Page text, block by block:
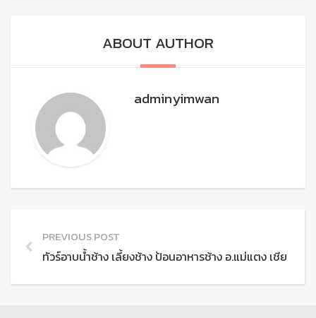
ABOUT AUTHOR
adminyimwan
PREVIOUS POST
ทัวร์อาบน้ำช้าง เลี้ยงช้าง ป้อนอาหารช้าง อ.แม่แตง เชียงใหม่